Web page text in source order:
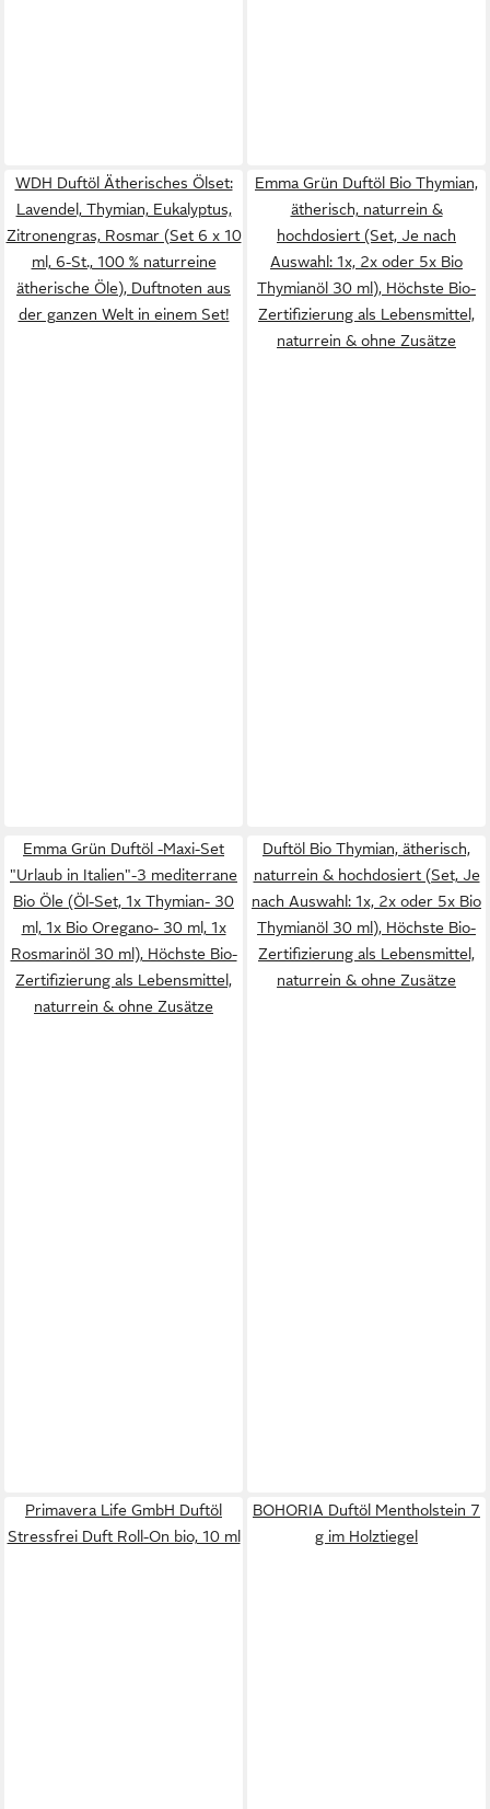
WDH Duftöl Ätherisches Ölset:
Lavendel, Thymian, Eukalyptus,
Zitronengras, Rosmar (Set 6 x 10
ml, 6-St., 100 % naturreine
ätherische Öle), Duftnoten aus
der ganzen Welt in einem Set!
Emma Grün Duftöl Bio Thymian,
ätherisch, naturrein &
hochdosiert (Set, Je nach
Auswahl: 1x, 2x oder 5x Bio
Thymianöl 30 ml), Höchste Bio-
Zertifizierung als Lebensmittel,
naturrein & ohne Zusätze
Emma Grün Duftöl -Maxi-Set
"Urlaub in Italien"-3 mediterrane
Bio Öle (Öl-Set, 1x Thymian- 30
ml, 1x Bio Oregano- 30 ml, 1x
Rosmarinöl 30 ml), Höchste Bio-
Zertifizierung als Lebensmittel,
naturrein & ohne Zusätze
Duftöl Bio Thymian, ätherisch,
naturrein & hochdosiert (Set, Je
nach Auswahl: 1x, 2x oder 5x Bio
Thymianöl 30 ml), Höchste Bio-
Zertifizierung als Lebensmittel,
naturrein & ohne Zusätze
Primavera Life GmbH Duftöl
Stressfrei Duft Roll-On bio, 10 ml
BOHORIA Duftöl Mentholstein 7
g im Holztiegel